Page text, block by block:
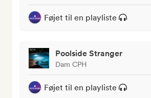
Føjet til en playliste
Poolside Stranger
Dam CPH
Føjet til en playliste